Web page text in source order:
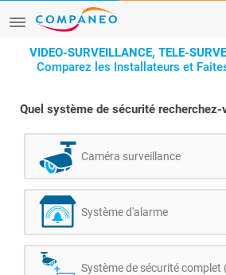
VIDEO-SURVEILLANCE, TELE-
Comparez les Installateurs et
Quel système de sécurité recherchez-
Caméra surveillance
Système d'alarme
Système de sécurité complet